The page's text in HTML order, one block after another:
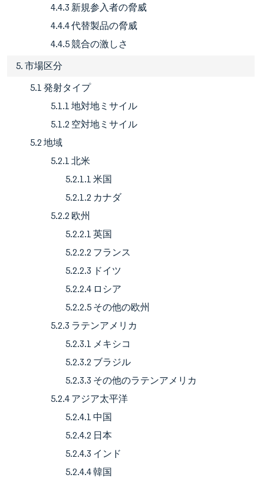
4.4.3 新規参入者の脅威
4.4.4 代替製品の脅威
4.4.5 競合の激しさ
5. 市場区分
5.1 発射タイプ
5.1.1 地対地ミサイル
5.1.2 空対地ミサイル
5.2 地域
5.2.1 北米
5.2.1.1 米国
5.2.1.2 カナダ
5.2.2 欧州
5.2.2.1 英国
5.2.2.2 フランス
5.2.2.3 ドイツ
5.2.2.4 ロシア
5.2.2.5 その他の欧州
5.2.3 ラテンアメリカ
5.2.3.1 メキシコ
5.2.3.2 ブラジル
5.2.3.3 その他のラテンアメリカ
5.2.4 アジア太平洋
5.2.4.1 中国
5.2.4.2 日本
5.2.4.3 インド
5.2.4.4 韓国